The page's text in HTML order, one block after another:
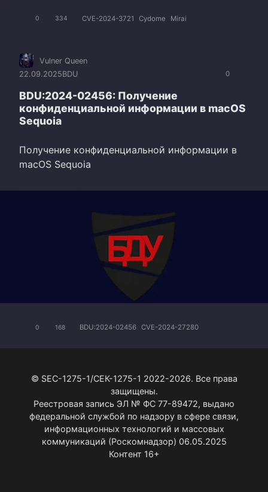
0 334 CVE-2024-3721 Cydome Mirai
0
Vulner Queen
22.09.2025BDU
BDU:2024-02456: Получение
конфиденциальной информации в macOS
Sequoia
Получение конфиденциальной информации в
macOS Sequoia
0 168 BDU:2024-02456 CVE-2024-27280
© SEC-1275-1/СЕК-1275-1 2022-2026. Все права
защищены.
Реестровая запись ЭЛ № ФС 77-89472, выдано
федеральной службой по надзору в сфере связи,
информационных технологий и массовых
коммуникаций (Роскомнадзор) 06.05.2025
Контент 16+